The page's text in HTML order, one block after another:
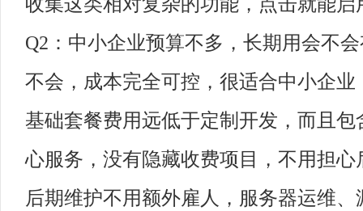
Q2： 中小企业预算不多，长期用会不
不会，成本完全可控，很适合中小企业
基础套餐费用远低于定制开发，而且
心服务，没有隐藏收费项目，不用担
后期维护不用额外雇人，服务器运维